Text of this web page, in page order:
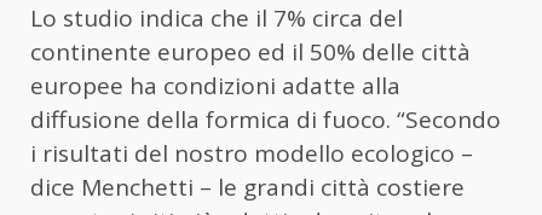
Lo studio indica che il 7% circa del
continente europeo ed il 50% delle città
europee ha condizioni adatte alla
diffusione della formica di fuoco. “Secondo
i risultati del nostro modello ecologico –
dice Menchetti – le grandi città costiere